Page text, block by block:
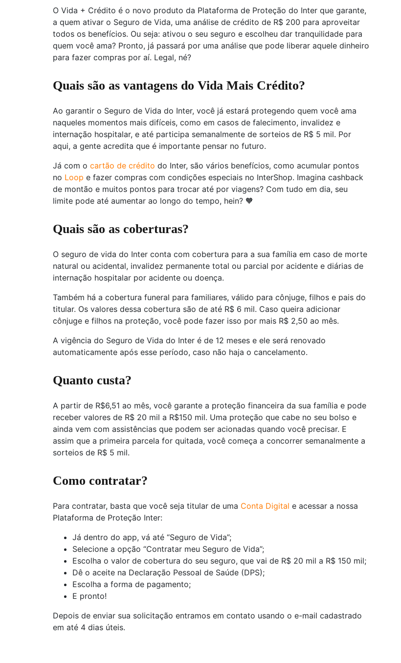
O Vida + Crédito é o novo produto da Plataforma de Proteção do Inter que garante,
a quem ativar o Seguro de Vida, uma análise de crédito de R$ 200 para aproveitar
todos os benefícios. Ou seja: ativou o seu seguro e escolheu dar tranquilidade para
quem você ama? Pronto, já passará por uma análise que pode liberar aquele dinheiro
para fazer compras por aí. Legal, né?
Quais são as vantagens do Vida Mais Crédito?
Ao garantir o Seguro de Vida do Inter, você já estará protegendo quem você ama
naqueles momentos mais difíceis, como em casos de falecimento, invalidez e
internação hospitalar, e até participa semanalmente de sorteios de R$ 5 mil. Por
aqui, a gente acredita que é importante pensar no futuro.
Já com o cartão de crédito do Inter, são vários benefícios, como acumular pontos
no Loop e fazer compras com condições especiais no InterShop. Imagina cashback
de montão e muitos pontos para trocar até por viagens? Com tudo em dia, seu
limite pode até aumentar ao longo do tempo, hein? 🧡
Quais são as coberturas?
O seguro de vida do Inter conta com cobertura para a sua família em caso de morte
natural ou acidental, invalidez permanente total ou parcial por acidente e diárias de
internação hospitalar por acidente ou doença.
Também há a cobertura funeral para familiares, válido para cônjuge, filhos e pais do
titular. Os valores dessa cobertura são de até R$ 6 mil. Caso queira adicionar
cônjuge e filhos na proteção, você pode fazer isso por mais R$ 2,50 ao mês.
A vigência do Seguro de Vida do Inter é de 12 meses e ele será renovado
automaticamente após esse período, caso não haja o cancelamento.
Quanto custa?
A partir de R$6,51 ao mês, você garante a proteção financeira da sua família e pode
receber valores de R$ 20 mil a R$150 mil. Uma proteção que cabe no seu bolso e
ainda vem com assistências que podem ser acionadas quando você precisar. E
assim que a primeira parcela for quitada, você começa a concorrer semanalmente a
sorteios de R$ 5 mil.
Como contratar?
Para contratar, basta que você seja titular de uma Conta Digital e acessar a nossa
Plataforma de Proteção Inter:
Já dentro do app, vá até “Seguro de Vida”;
Selecione a opção “Contratar meu Seguro de Vida”;
Escolha o valor de cobertura do seu seguro, que vai de R$ 20 mil a R$ 150 mil;
Dê o aceite na Declaração Pessoal de Saúde (DPS);
Escolha a forma de pagamento;
E pronto!
Depois de enviar sua solicitação entramos em contato usando o e-mail cadastrado
em até 4 dias úteis.